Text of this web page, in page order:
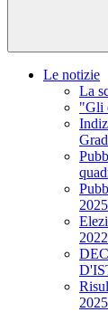
Le notizie
La
"Gli
2025